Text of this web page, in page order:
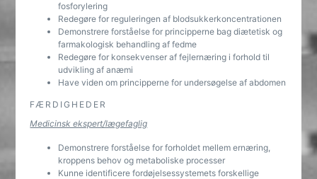
fosforylering
Redegøre for reguleringen af blodsukkerkoncentrationen
Demonstrere forståelse for principperne bag diætetisk og
farmakologisk behandling af fedme
Redegøre for konsekvenser af fejlernæring i forhold til
udvikling af anæmi
Have viden om principperne for undersøgelse af abdomen
FÆRDIGHEDER
Medicinsk ekspert/lægefaglig
Demonstrere forståelse for forholdet mellem ernæring,
kroppens behov og metaboliske processer
Kunne identificere fordøjelsessystemets forskellige